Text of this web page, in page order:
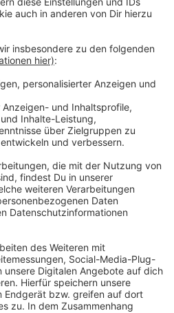
in Bocholt.
von der Hochschule), die
die eine
möchten
etc.).
Dir?*